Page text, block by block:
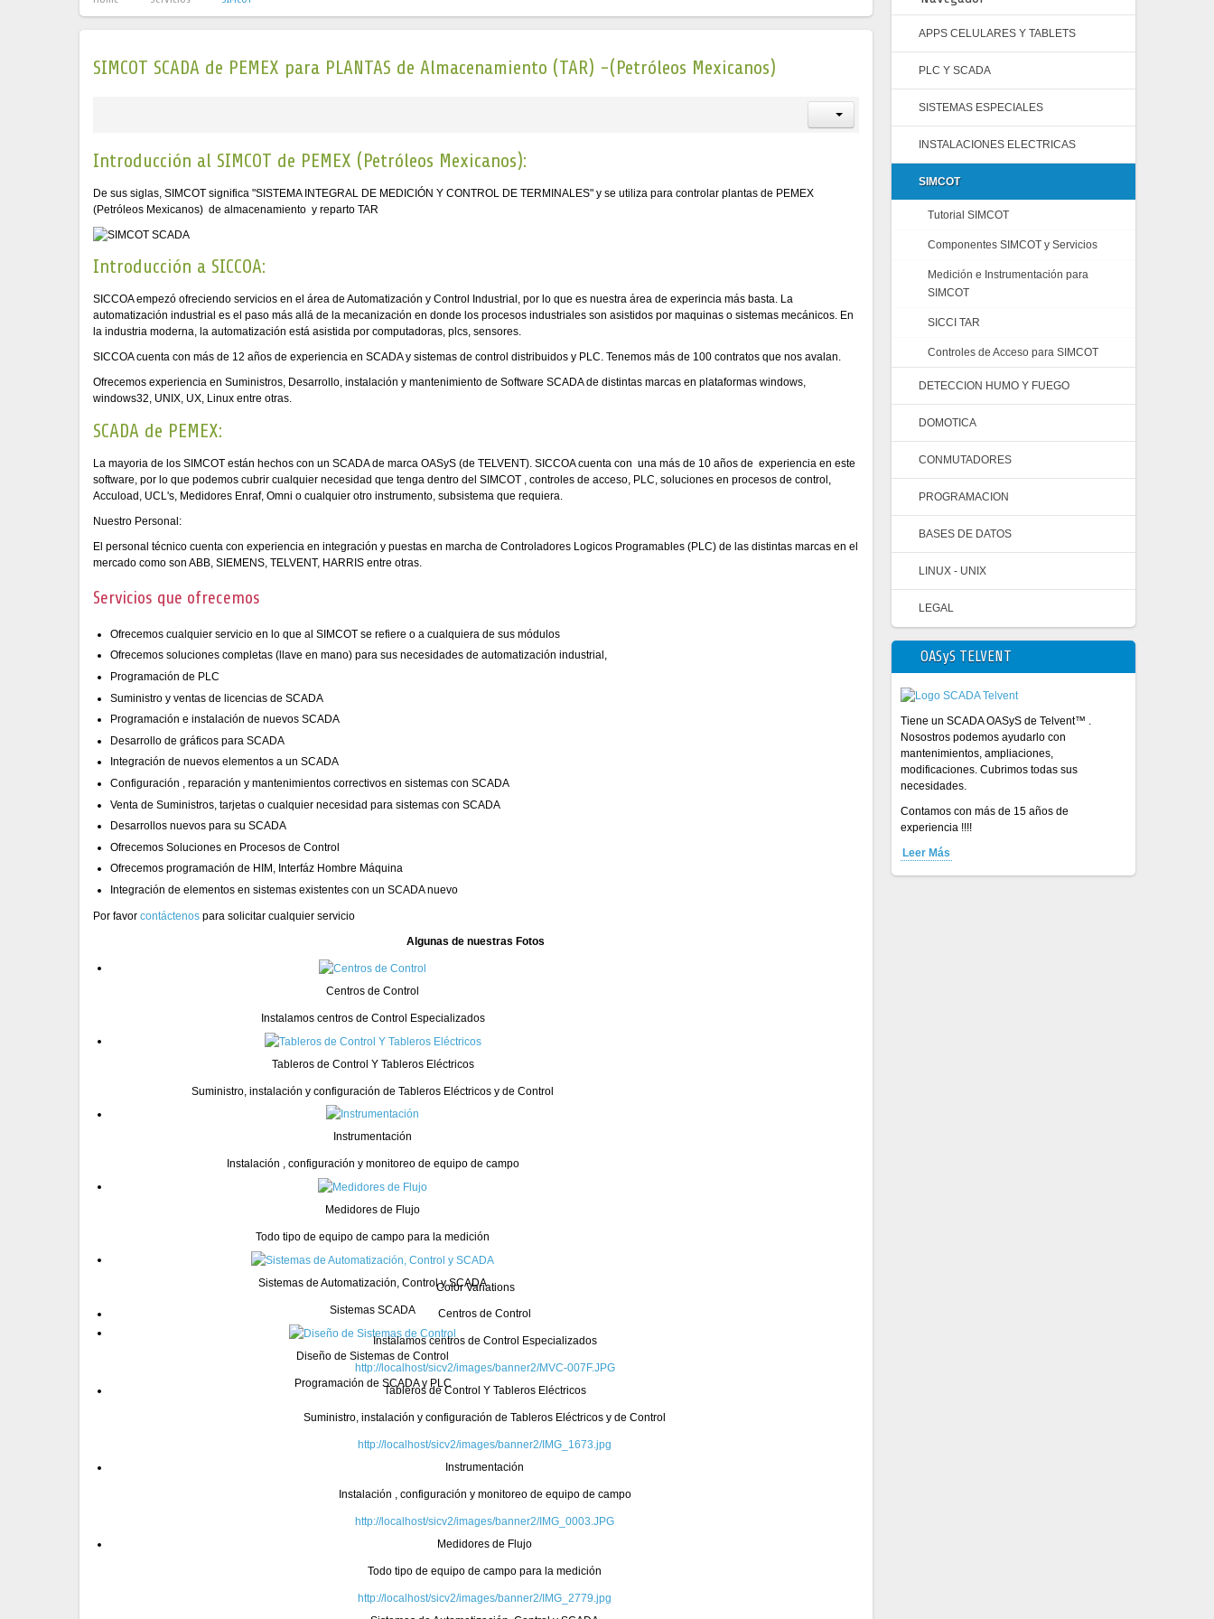
SIMCOT SCADA de PEMEX para PLANTAS de Almacenamiento (TAR) -(Petróleos Mexicanos)
Introducción al SIMCOT de PEMEX (Petróleos Mexicanos):
De sus siglas, SIMCOT significa "SISTEMA INTEGRAL DE MEDICIÓN Y CONTROL DE TERMINALES" y se utiliza para controlar plantas de PEMEX
(Petróleos Mexicanos) de almacenamiento y reparto TAR
Introducción a SICCOA:
SICCOA empezó ofreciendo servicios en el área de Automatización y Control Industrial, por lo que es nuestra área de experincia más basta. La
automatización industrial es el paso más allá de la mecanización en donde los procesos industriales son asistidos por maquinas o sistemas mecánicos. En
la industria moderna, la automatización está asistida por computadoras, plcs, sensores.
SICCOA cuenta con más de 12 años de experiencia en SCADA y sistemas de control distribuidos y PLC. Tenemos más de 100 contratos que nos avalan.
Ofrecemos experiencia en Suministros, Desarrollo, instalación y mantenimiento de Software SCADA de distintas marcas en plataformas windows,
windows32, UNIX, UX, Linux entre otras.
SCADA de PEMEX:
La mayoria de los SIMCOT están hechos con un SCADA de marca OASyS (de TELVENT). SICCOA cuenta con una más de 10 años de experiencia en este
software, por lo que podemos cubrir cualquier necesidad que tenga dentro del SIMCOT , controles de acceso, PLC, soluciones en procesos de control,
Accuload, UCL's, Medidores Enraf, Omni o cualquier otro instrumento, subsistema que requiera.
Nuestro Personal:
El personal técnico cuenta con experiencia en integración y puestas en marcha de Controladores Logicos Programables (PLC) de las distintas marcas en el
mercado como son ABB, SIEMENS, TELVENT, HARRIS entre otras.
Servicios que ofrecemos
Ofrecemos cualquier servicio en lo que al SIMCOT se refiere o a cualquiera de sus módulos
Ofrecemos soluciones completas (llave en mano) para sus necesidades de automatización industrial,
Programación de PLC
Suministro y ventas de licencias de SCADA
Programación e instalación de nuevos SCADA
Desarrollo de gráficos para SCADA
Integración de nuevos elementos a un SCADA
Configuración , reparación y mantenimientos correctivos en sistemas con SCADA
Venta de Suministros, tarjetas o cualquier necesidad para sistemas con SCADA
Desarrollos nuevos para su SCADA
Ofrecemos Soluciones en Procesos de Control
Ofrecemos programación de HIM, Interfáz Hombre Máquina
Integración de elementos en sistemas existentes con un SCADA nuevo
Por favor contáctenos para solicitar cualquier servicio
Algunas de nuestras Fotos
Centros de Control
Instalamos centros de Control Especializados
Tableros de Control Y Tableros Eléctricos
Suministro, instalación y configuración de Tableros Eléctricos y de Control
Instrumentación
Instalación , configuración y monitoreo de equipo de campo
Medidores de Flujo
Todo tipo de equipo de campo para la medición
Sistemas de Automatización, Control y SCADA
Sistemas SCADA
Diseño de Sistemas de Control
Programación de SCADA y PLC
Color Variations
Centros de Control
Instalamos centros de Control Especializados
http://localhost/sicv2/images/banner2/MVC-007F.JPG
Tableros de Control Y Tableros Eléctricos
Suministro, instalación y configuración de Tableros Eléctricos y de Control
http://localhost/sicv2/images/banner2/IMG_1673.jpg
Instrumentación
Instalación , configuración y monitoreo de equipo de campo
http://localhost/sicv2/images/banner2/IMG_0003.JPG
Medidores de Flujo
Todo tipo de equipo de campo para la medición
http://localhost/sicv2/images/banner2/IMG_2779.jpg
APPS CELULARES Y TABLETS
PLC Y SCADA
SISTEMAS ESPECIALES
INSTALACIONES ELECTRICAS
SIMCOT
Tutorial SIMCOT
Componentes SIMCOT y Servicios
Medición e Instrumentación para
SIMCOT
SICCI TAR
Controles de Acceso para SIMCOT
DETECCION HUMO Y FUEGO
DOMOTICA
CONMUTADORES
PROGRAMACION
BASES DE DATOS
LINUX - UNIX
LEGAL
OASyS TELVENT
Tiene un SCADA OASyS de Telvent™ .
Nosostros podemos ayudarlo con
mantenimientos, ampliaciones,
modificaciones. Cubrimos todas sus
necesidades.
Contamos con más de 15 años de
experiencia !!!!
Leer Más